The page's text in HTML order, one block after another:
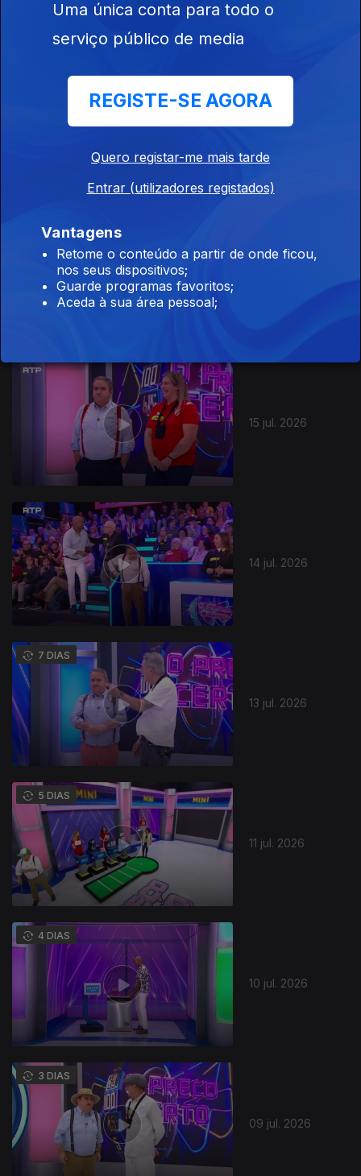
15 jul. 2026
14 jul. 2026
7 DIAS
13 jul. 2026
5 DIAS
11 jul. 2026
4 DIAS
10 jul. 2026
3 DIAS
09 jul. 2026
941453
Uma única conta para todo o
serviço público de media
REGISTE-SE AGORA
Quero registar-me mais tarde
Entrar (utilizadores registados)
Vantagens
Retome o conteúdo a partir de onde ficou,
nos seus dispositivos;
Guarde programas favoritos;
Aceda à sua área pessoal;